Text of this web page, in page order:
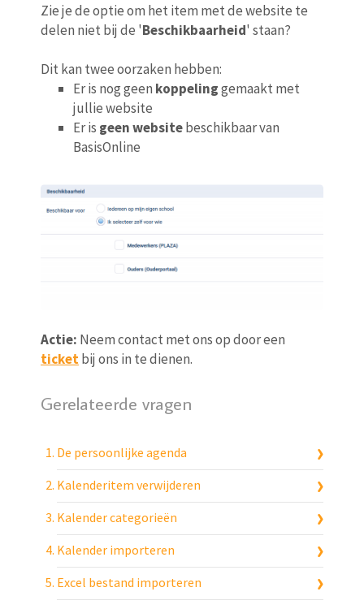
Zie je de optie om het item met de website te
delen niet bij de 'Beschikbaarheid' staan?
Dit kan twee oorzaken hebben:
Er is nog geen koppelinggemaakt met
jullie website
Er is geen websitebeschikbaar van
BasisOnline
Actie: Neem contact met ons op door een
ticketbij ons in te dienen.
Gerelateerde vragen
De persoonlijke agenda
Kalenderitem verwijderen
Kalender categorieën
Kalender importeren
Excel bestand importeren